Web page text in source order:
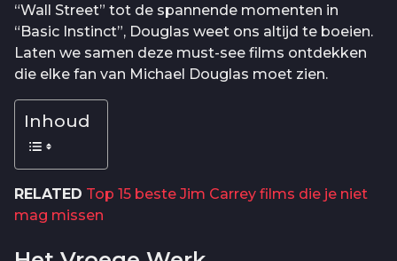
“Wall Street” tot de spannende momenten in
“Basic Instinct”, Douglas weet ons altijd te boeien.
Laten we samen deze must-see films ontdekken
die elke fan van Michael Douglas moet zien.
Inhoud
RELATED Top 15 beste Jim Carrey films die je niet
mag missen